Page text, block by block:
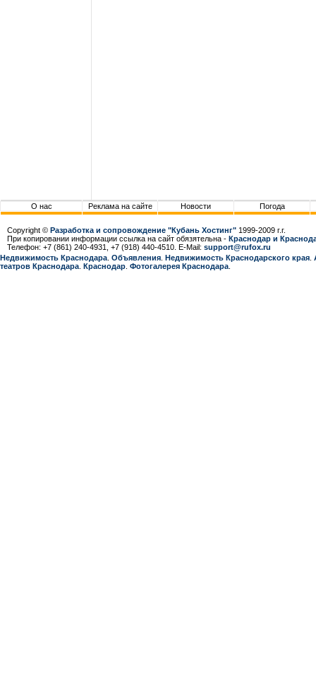
О нас Реклама на сайте Новости Погода
Copyright © Разработка и сопровождение "Кубань Хостинг" 1999-2009 г.г.
При копировании информации ссылка на сайт обязятельна - Краснодар и
Телефон: +7 (861) 240-4931, +7 (918) 440-4510. E-Mail: support@rufox.ru
Недвижимость Краснодара Объявления Недвижимость Краснодарcкого края
театров Краснодара Краснодар Фотогалерея Краснодара